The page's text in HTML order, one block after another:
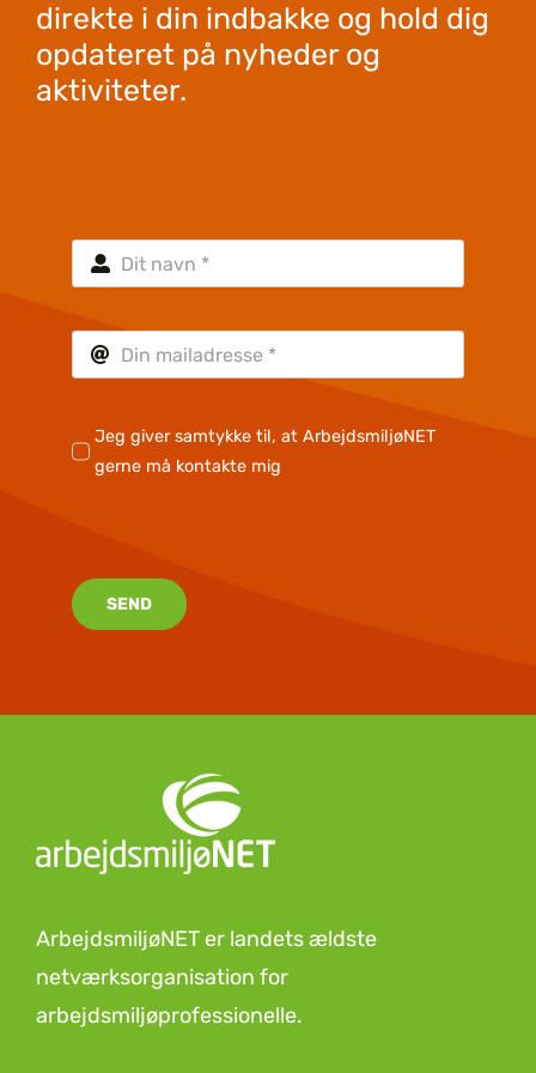
direkte i din indbakke og hold dig
opdateret på nyheder og
aktiviteter.
Jeg giver samtykke til, at ArbejdsmiljøNET
gerne må kontakte mig
SEND
ArbejdsmiljøNET er landets ældste
netværksorganisation for
arbejdsmiljøprofessionelle.